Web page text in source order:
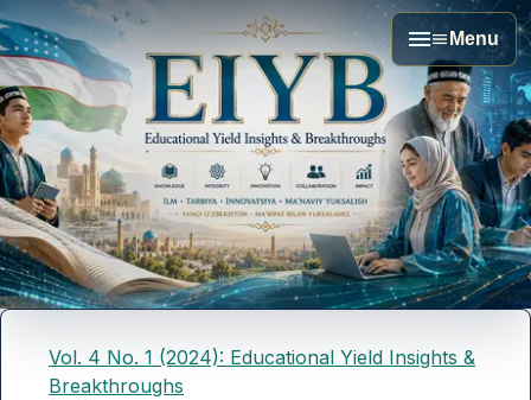
Menu
Vol. 4 No. 1 (2024): Educational Yield Insights &
Breakthroughs